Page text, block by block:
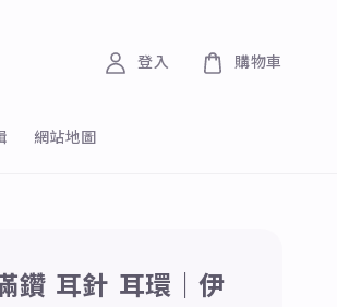
網站地圖
登入 購物車
鑽 耳針 耳環｜伊